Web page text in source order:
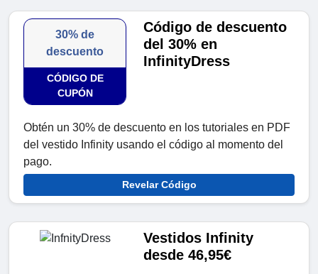
30% de
descuento
CÓDIGO DE
CUPÓN
Código de descuento
del 30% en
InfinityDress
Obtén un 30% de descuento en los tutoriales en PDF
del vestido Infinity usando el código al momento del
pago.
Revelar Código
Vestidos Infinity
desde 46,95€